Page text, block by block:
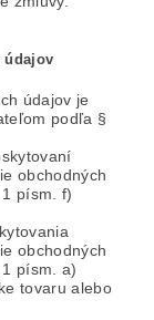
údajov
údajov je
podľa §
obchodných
písm. f)
obchodných
písm. a)
tovaru alebo